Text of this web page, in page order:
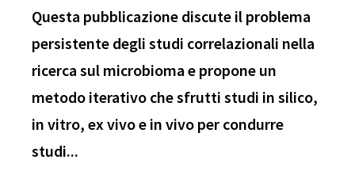
Questa pubblicazione discute il problema
persistente degli studi correlazionali nella
ricerca sul microbioma e propone un
metodo iterativo che sfrutti studi in silico,
in vitro, ex vivo e in vivo per condurre
studi...